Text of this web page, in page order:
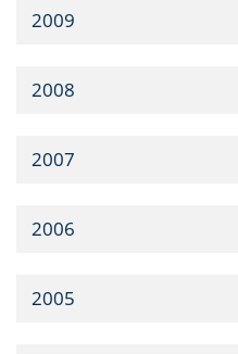
2009
2008
2007
2006
2005